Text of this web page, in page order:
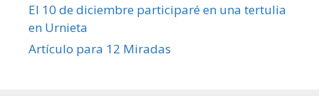
El 10 de diciembre participaré en una tertulia
en Urnieta
Artículo para 12 Miradas